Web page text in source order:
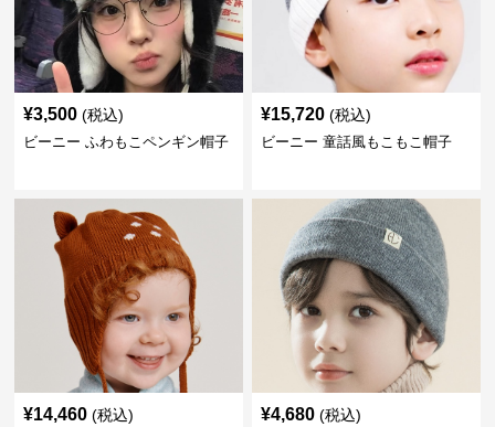
¥3,500 (税込)
ビーニー ふわもこペンギン帽子
¥15,720 (税込)
ビーニー 童話風もこもこ帽子
¥14,460 (税込) ¥4,680 (税込)